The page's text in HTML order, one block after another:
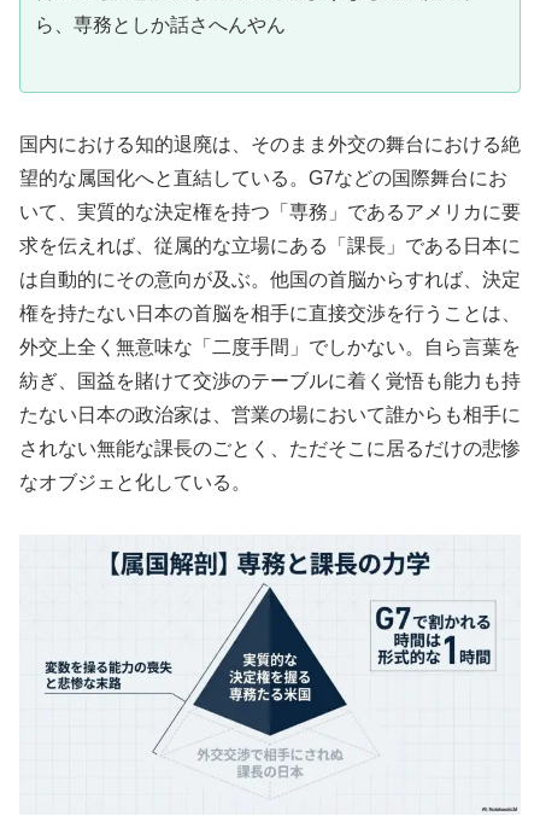
ら、専務としか話さへんやん
国内における知的退廃は、そのまま外交の舞台における絶
望的な属国化へと直結している。G7などの国際舞台にお
いて、実質的な決定権を持つ「専務」であるアメリカに要
求を伝えれば、従属的な立場にある「課長」である日本に
は自動的にその意向が及ぶ。他国の首脳からすれば、決定
権を持たない日本の首脳を相手に直接交渉を行うことは、
外交上全く無意味な「二度手間」でしかない。自ら言葉を
紡ぎ、国益を賭けて交渉のテーブルに着く覚悟も能力も持
たない日本の政治家は、営業の場において誰からも相手に
されない無能な課長のごとく、ただそこに居るだけの悲惨
なオブジェと化している。